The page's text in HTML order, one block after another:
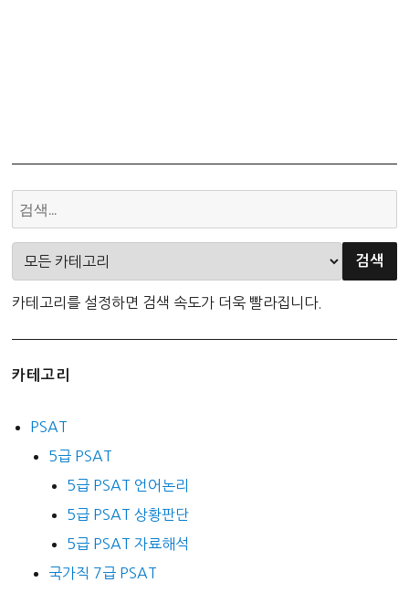
카테고리를 설정하면 검색 속도가 더욱 빨라집니다.
카테고리
PSAT
5급 PSAT
5급 PSAT 언어논리
5급 PSAT 상황판단
5급 PSAT 자료해석
국가직 7급 PSAT